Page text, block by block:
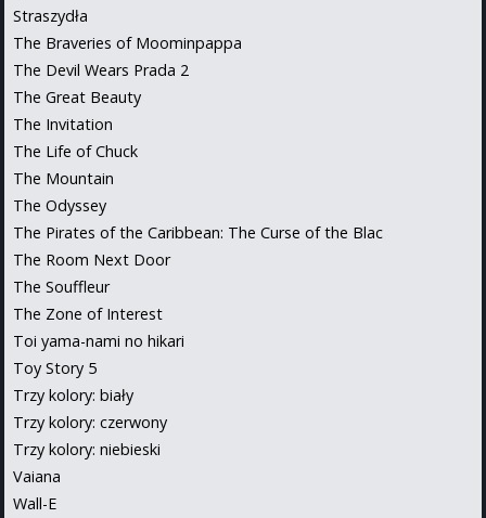
Straszydła
The Braveries of Moominpappa
The Devil Wears Prada 2
The Great Beauty
The Invitation
The Life of Chuck
The Mountain
The Odyssey
The Pirates of the Caribbean: The Curse of the Blac
The Room Next Door
The Souffleur
The Zone of Interest
Toi yama-nami no hikari
Toy Story 5
Trzy kolory: biały
Trzy kolory: czerwony
Trzy kolory: niebieski
Vaiana
Wall-E